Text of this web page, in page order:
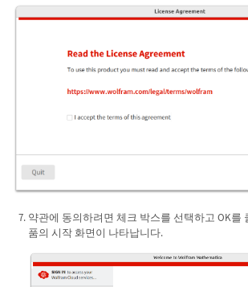
약관에 동의하려면 체크 박스를 선택하고 OK를
품의 시작 화면이 나타납니다.